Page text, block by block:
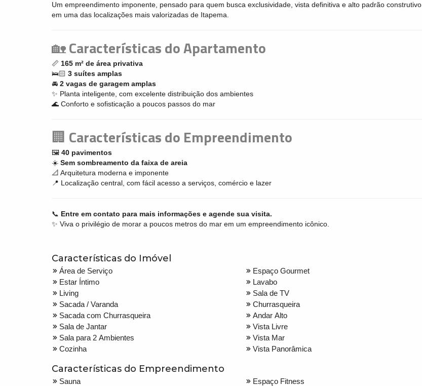
Um empreendimento imponente, pensado para quem busca exclusividade, vista definitiva e alto padrão construtivo
em uma das localizações mais valorizadas de Itapema.
🏡Características do Apartamento
📏 165 m² de área privativa
🛌🏻 3 suítes amplas
🚘 2 vagas de garagem amplas
✨ Planta inteligente, com excelente distribuição dos ambientes
🌊 Conforto e sofisticação a poucos passos do mar
🏢 Características do Empreendimento
🖼️ 40 pavimentos
☀️ Sem sombreamento da faixa de areia
📐 Arquitetura moderna e imponente
📍 Localização central, com fácil acesso a serviços, comércio e lazer
📞 Entre em contato para mais informações e agende sua visita.
✨ Viva o privilégio de morar a poucos metros do mar em um empreendimento icônico.
Características do Imóvel
Área de Serviço
Estar Íntimo
Living
Sacada / Varanda
Sacada com Churrasqueira
Sala de Jantar
Sala para 2 Ambientes
Cozinha
Espaço Gourmet
Lavabo
Sala de TV
Churrasqueira
Andar Alto
Vista Livre
Vista Mar
Vista Panorâmica
Características do Empreendimento
Sauna
Espaço Fitness